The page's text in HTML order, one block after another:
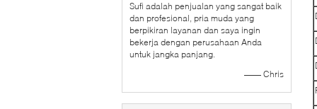
Sufi adalah penjualan yang sangat baik
dan profesional, pria muda yang
berpikiran layanan dan saya ingin
bekerja dengan perusahaan Anda
untuk jangka panjang.
—— Chris